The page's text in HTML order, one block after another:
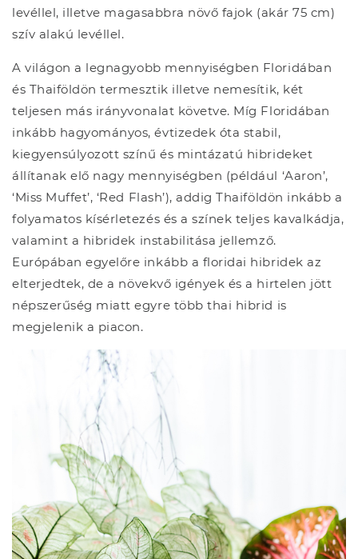
levéllel, illetve magasabbra növő fajok (akár 75 cm)
szív alakú levéllel.
A világon a legnagyobb mennyiségben Floridában
és Thaiföldön termesztik illetve nemesítik, két
teljesen más irányvonalat követve. Míg Floridában
inkább hagyományos, évtizedek óta stabil,
kiegyensúlyozott színű és mintázatú hibrideket
állítanak elő nagy mennyiségben (például ‘Aaron’,
‘Miss Muffet’, ‘Red Flash’), addig Thaiföldön inkább a
folyamatos kísérletezés és a színek teljes kavalkádja,
valamint a hibridek instabilitása jellemző.
Európában egyelőre inkább a floridai hibridek az
elterjedtek, de a növekvő igények és a hirtelen jött
népszerűség miatt egyre több thai hibrid is
megjelenik a piacon.